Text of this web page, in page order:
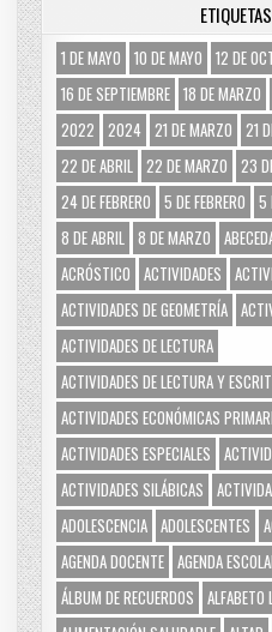
ETIQUETAS
1 DE MAYO 10 DE MAYO 12 DE
16 DE SEPTIEMBRE 18 DE MARZO
2022 2024 21 DE MARZO 21
22 DE ABRIL 22 DE MARZO 23
24 DE FEBRERO 5 DE FEBRERO 5
8 DE ABRIL 8 DE MARZO
ACRÓSTICO ACTIVIDADES
ACTIVIDADES DE GEOMETRÍA
ACTIVIDADES DE LECTURA
ACTIVIDADES DE LECTURA Y
ACTIVIDADES ECONÓMICAS
ACTIVIDADES ESPECIALES
ACTIVIDADES SILÁBICAS
ADOLESCENCIA ADOLESCENTES
AGENDA DOCENTE AGENDA
ÁLBUM DE RECUERDOS ALFABETO